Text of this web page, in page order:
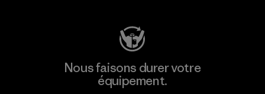
Nous faisons durer votre
équipement.